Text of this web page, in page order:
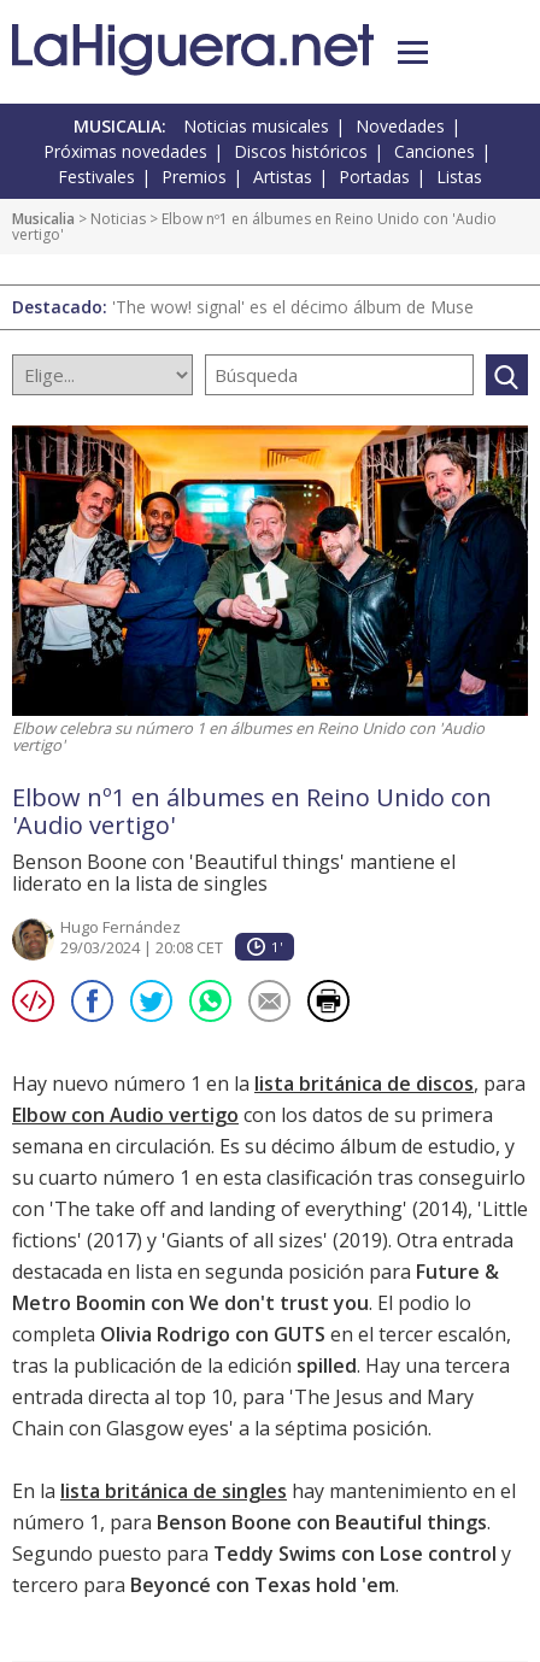
MUSICALIA: Noticias musicales
Novedades
Próximas novedades
Discos históricos
Canciones
Festivales
Premios Artistas Portadas Listas
Musicalia > Noticias > Elbow nº1 en álbumes en Reino Unido con 'Audio
vertigo'
Destacado: 'The wow! signal' es el décimo álbum de Muse
Elbow celebra su número 1 en álbumes en Reino Unido con 'Audio
vertigo'
Elbow nº1 en álbumes en Reino Unido con
'Audio vertigo'
Benson Boone con 'Beautiful things' mantiene el
liderato en la lista de singles
Hugo Fernández
29/03/2024 | 20:08 CET
1'
Hay nuevo número 1 en la lista británica de discos, para
Elbow con Audio vertigo con los datos de su primera
semana en circulación. Es su décimo álbum de estudio, y
su cuarto número 1 en esta clasificación tras conseguirlo
con 'The take off and landing of everything' (2014), 'Little
fictions' (2017) y 'Giants of all sizes' (2019). Otra entrada
destacada en lista en segunda posición para Future &
Metro Boomin con We don't trust you. El podio lo
completa Olivia Rodrigo con GUTS en el tercer escalón,
tras la publicación de la edición spilled. Hay una tercera
entrada directa al top 10, para 'The Jesus and Mary
Chain con Glasgow eyes' a la séptima posición.
En la lista británica de singles hay mantenimiento en el
número 1, para Benson Boone con Beautiful things.
Segundo puesto para Teddy Swims con Lose control y
tercero para Beyoncé con Texas hold 'em.